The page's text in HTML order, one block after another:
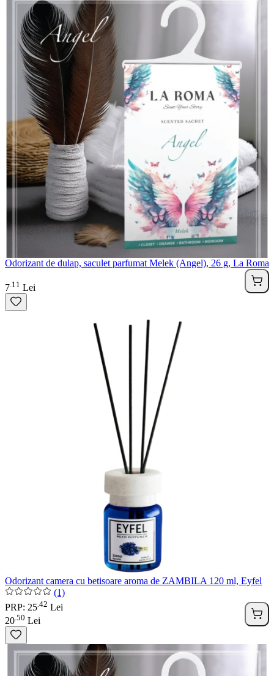
Odorizant de dulap, saculet parfumat Melek (Angel), 26 g, La Roma
7 11 Lei
Odorizant camera cu betisoare aroma de ZAMBILA 120 ml, Eyfel
(1)
PRP: 25 42 Lei
20 50 Lei